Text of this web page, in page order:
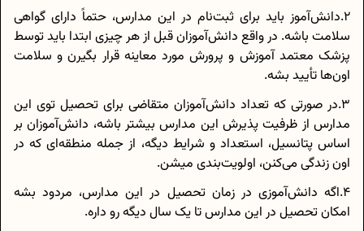
2.دانش‌آموز باید برای ثبت‌نام در این مدارس، حتماً دارای گواهی
سلامت باشه. در واقع دانش‌آموزان قبل از هر چیزی ابتدا باید توسط
پزشک معتمد آموزش و پرورش مورد معاینه قرار بگیرن و سلامت
اون‌ها تأیید بشه.
3.در صورتی که تعداد دانش‌آموزان متقاضی برای تحصیل توی این
مدارس از ظرفیت پذیرش این مدارس بیشتر باشه، دانش‌آموزان بر
اساس پتانسیل، استعداد و شرایط دیگه، از جمله منطقه‌ای که در
اون زندگی می‌کنن، اولویت‌بندی میشن.
4.اگه دانش‌آموزی در زمان تحصیل در این مدارس، مردود بشه
امکان تحصیل در این مدارس تا یک سال دیگه رو داره.